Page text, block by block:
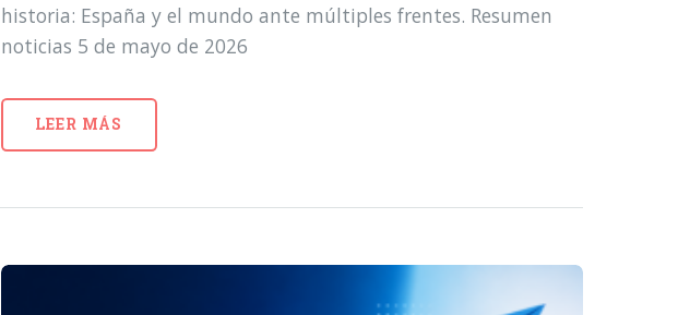
historia: España y el mundo ante múltiples frentes. Resumen
noticias 5 de mayo de 2026
LEER MÁS